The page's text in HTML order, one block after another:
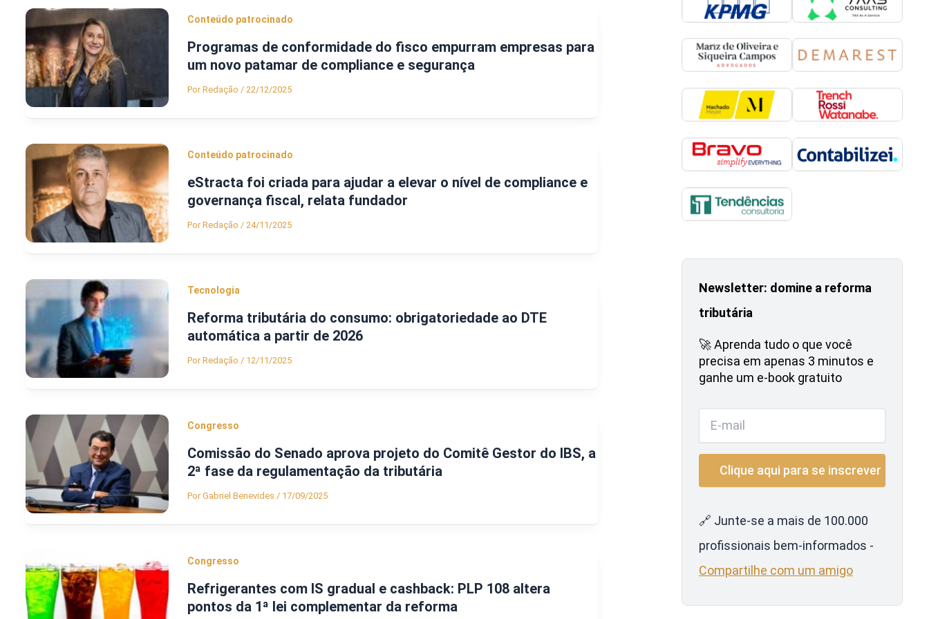
Conteúdo patrocinado
Programas de conformidade do fisco empurram empresas para
um novo patamar de compliance e segurança
PorRedação / 22/12/2025
Conteúdo patrocinado
eStracta foi criada para ajudar a elevar o nível de compliance e
governança fiscal, relata fundador
PorRedação / 24/11/2025
Tecnologia
Reforma tributária do consumo: obrigatoriedade ao DTE
automática a partir de 2026
PorRedação / 12/11/2025
Congresso
Comissão do Senado aprova projeto do Comitê Gestor do IBS, a
2ª fase da regulamentação da tributária
PorGabriel Benevides / 17/09/2025
Congresso
Refrigerantes com IS gradual e cashback: PLP 108 altera
pontos da 1ª lei complementar da reforma
Newsletter: domine a reforma
tributária
🚀 Aprenda tudo o que você
precisa em apenas 3 minutos e
ganhe um e-book gratuito
🔗 Junte-se a mais de 100.000
profissionais bem-informados -
Compartilhe com um amigo